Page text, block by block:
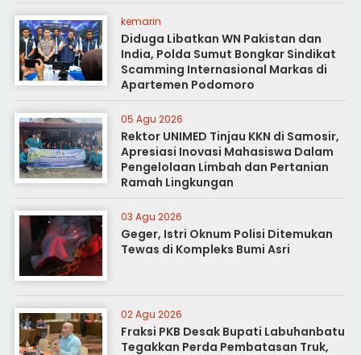
kemarin
Diduga Libatkan WN Pakistan dan
India, Polda Sumut Bongkar Sindikat
Scamming Internasional Markas di
Apartemen Podomoro
05 Agu 2026
Rektor UNIMED Tinjau KKN di Samosir,
Apresiasi Inovasi Mahasiswa Dalam
Pengelolaan Limbah dan Pertanian
Ramah Lingkungan
03 Agu 2026
Geger, Istri Oknum Polisi Ditemukan
Tewas di Kompleks Bumi Asri
02 Agu 2026
Fraksi PKB Desak Bupati Labuhanbatu
Tegakkan Perda Pembatasan Truk,